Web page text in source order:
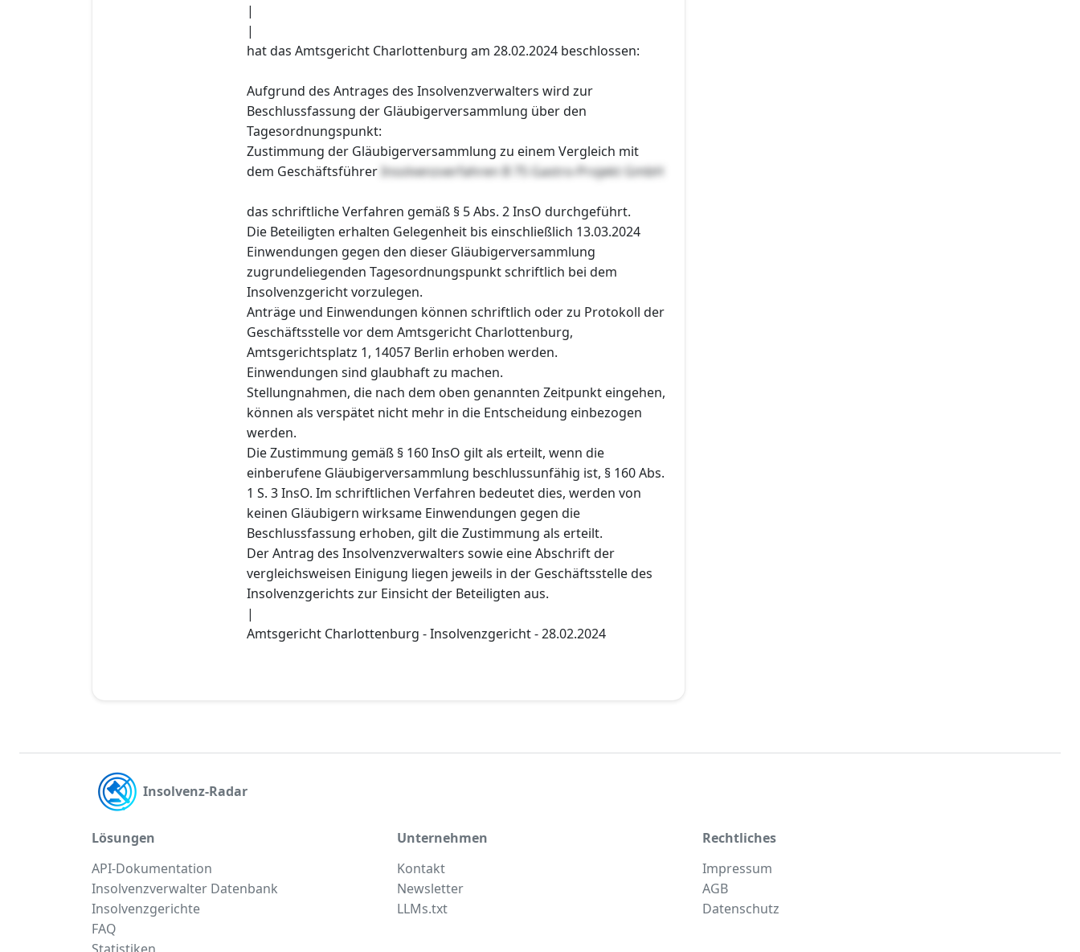
|
|
hat das Amtsgericht Charlottenburg am 28.02.2024 beschlossen:
Aufgrund des Antrages des Insolvenzverwalters wird zur
Beschlussfassung der Gläubigerversammlung über den
Tagesordnungspunkt:
Zustimmung der Gläubigerversammlung zu einem Vergleich mit
dem Geschäftsführer Insolvenzverfahren B 75 Gastro-Projekt GmbH
das schriftliche Verfahren gemäß § 5 Abs. 2 InsO durchgeführt.
Die Beteiligten erhalten Gelegenheit bis einschließlich 13.03.2024
Einwendungen gegen den dieser Gläubigerversammlung
zugrundeliegenden Tagesordnungspunkt schriftlich bei dem
Insolvenzgericht vorzulegen.
Anträge und Einwendungen können schriftlich oder zu Protokoll der
Geschäftsstelle vor dem Amtsgericht Charlottenburg,
Amtsgerichtsplatz 1, 14057 Berlin erhoben werden.
Einwendungen sind glaubhaft zu machen.
Stellungnahmen, die nach dem oben genannten Zeitpunkt eingehen,
können als verspätet nicht mehr in die Entscheidung einbezogen
werden.
Die Zustimmung gemäß § 160 InsO gilt als erteilt, wenn die
einberufene Gläubigerversammlung beschlussunfähig ist, § 160 Abs.
1 S. 3 InsO. Im schriftlichen Verfahren bedeutet dies, werden von
keinen Gläubigern wirksame Einwendungen gegen die
Beschlussfassung erhoben, gilt die Zustimmung als erteilt.
Der Antrag des Insolvenzverwalters sowie eine Abschrift der
vergleichsweisen Einigung liegen jeweils in der Geschäftsstelle des
Insolvenzgerichts zur Einsicht der Beteiligten aus.
|
Amtsgericht Charlottenburg - Insolvenzgericht - 28.02.2024
Insolvenz-Radar
Lösungen
API-Dokumentation
Insolvenzverwalter Datenbank
Insolvenzgerichte
FAQ
Statistiken
Unternehmen
Kontakt
Newsletter
LLMs.txt
Rechtliches
Impressum
AGB
Datenschutz